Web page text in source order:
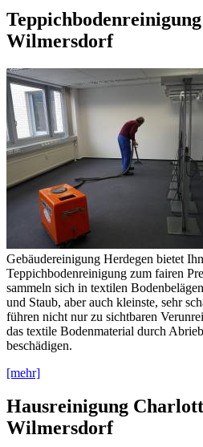
Wilmersdorf
Gebäudereinigung Herdegen bietet
Teppichbodenreinigung zum fairen
sammeln sich in textilen
und Staub, aber auch kleinste, sehr
führen nicht nur zu sichtbaren
das textile Bodenmaterial durch
beschädigen.
[mehr]
Hausreinigung
Wilmersdorf